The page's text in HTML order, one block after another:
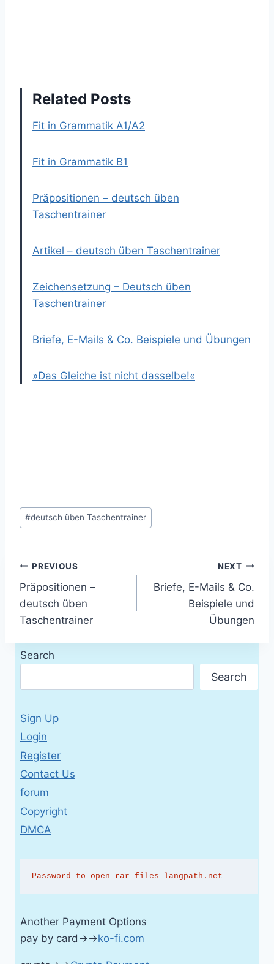
Related Posts
Fit in Grammatik A1/A2
Fit in Grammatik B1
Präpositionen – deutsch üben
Taschentrainer
Artikel – deutsch üben Taschentrainer
Zeichensetzung – Deutsch üben
Taschentrainer
Briefe, E-Mails & Co. Beispiele und Übungen
»Das Gleiche ist nicht dasselbe!«
Post
Tags:
#deutsch üben Taschentrainer
Post
navigation
PREVIOUS
Präpositionen –
deutsch üben
Taschentrainer
NEXT
Briefe, E-Mails & Co.
Beispiele und
Übungen
Search
Search
Sign Up
Login
Register
Contact Us
forum
Copyright
DMCA
Password to open rar files langpath.net
Another Payment Options
pay by card→→ko-fi.com